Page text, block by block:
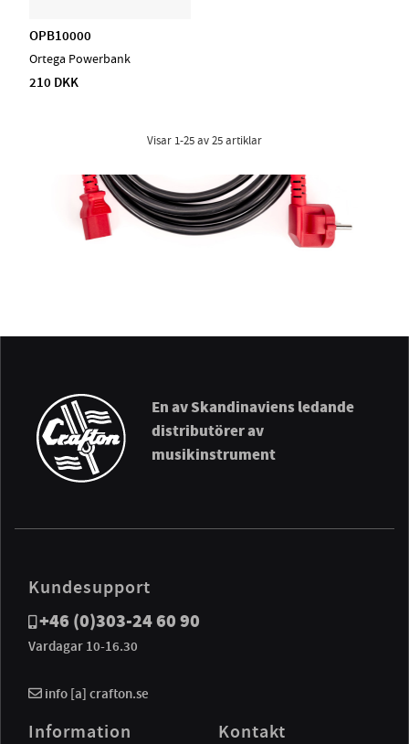
OPB10000
Ortega Powerbank
210 DKK
Visar 1-25av25artiklar
En av Skandinaviens ledande
distributörer av
musikinstrument
Kundesupport
+46 (0)303-24 60 90
Vardagar 10-16.30
info [a] crafton.se
Information Kontakt